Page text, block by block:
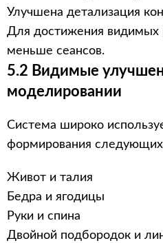
Улучшена детализация
Для достижения видимых
меньше сеансов.
5.2 Видимые
моделировании
Система широко
формирования следующих
Живот и талия
Бедра и ягодицы
Руки и спина
Двойной подбородок и